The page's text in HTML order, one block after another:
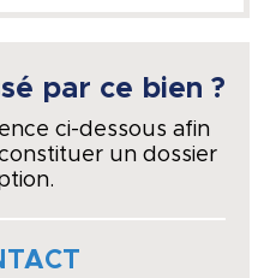
par ce bien ?
ci-dessous afin
un dossier